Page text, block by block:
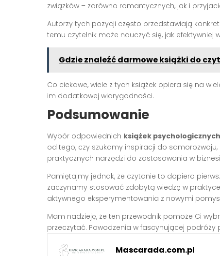
związków – zarówno romantycznych, jak i
Autorzy tych pozycji często przedstawiają
temu czytelnik może nauczyć się, jak
Gdzie znaleźć darmowe książki do
Co ciekawe, wiele z tych książek opiera się na
im dodatkowej wiarygodności.
Podsumowanie
Wybór odpowiednich książek psychologicznych
od tego, czy szukamy inspiracji do
praktycznych narzędzi do zastosowania w
Pamiętajmy jednak, że czytanie to dopiero
zaczynamy stosować zdobytą wiedzę w
aktywnego eksperymentowania z nowymi
Mam nadzieję, że ten przewodnik pomoże Ci
przeczytać. Powodzenia w fascynującej podróży
Mascarada.com.pl